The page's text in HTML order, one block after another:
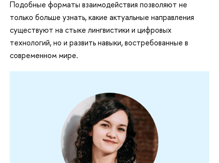
Подобные форматы взаимодействия позволяют не
только больше узнать, какие актуальные направления
существуют на стыке лингвистики и цифровых
технологий, но и развить навыки, востребованные в
современном мире.